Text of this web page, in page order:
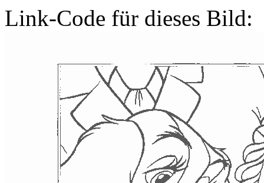
Link-Code für dieses Bild: